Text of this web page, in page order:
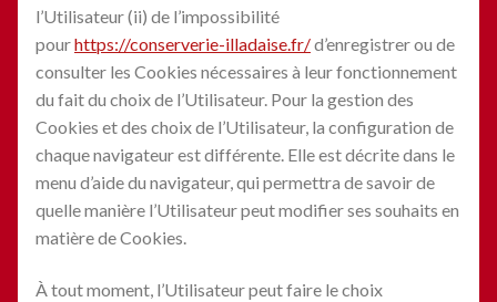
l’Utilisateur (ii) de l’impossibilité
pourhttps://conserverie-illadaise.fr/d’enregistrer ou de
consulter les Cookies nécessaires à leur fonctionnement
du fait du choix de l’Utilisateur. Pour la gestion des
Cookies et des choix de l’Utilisateur, la configuration de
chaque navigateur est différente. Elle est décrite dans le
menu d’aide du navigateur, qui permettra de savoir de
quelle manière l’Utilisateur peut modifier ses souhaits en
matière de Cookies.
À tout moment, l’Utilisateur peut faire le choix